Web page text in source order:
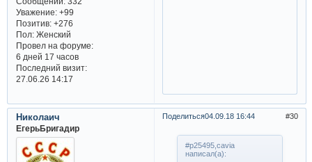
Уважение: +99
Позитив: +276
Пол:Женский
Провел на форуме:
6 дней 17 часов
Последний визит:
27.06.26 14:17
Поделиться 30
04.09.18 16:44
Николаич
ЕгерьБригадир
#p25495,cavia
написал(а):